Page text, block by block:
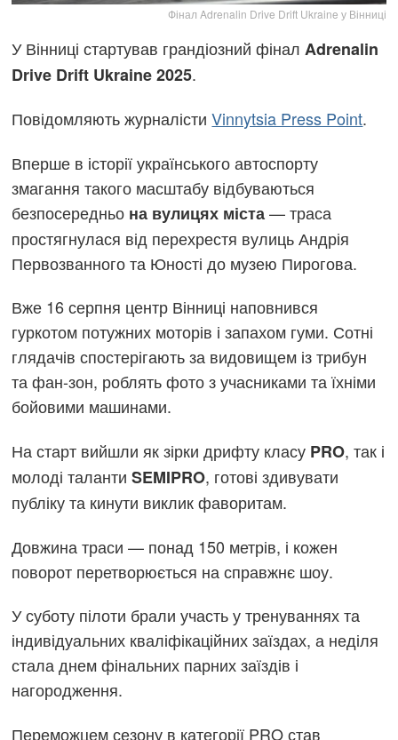
Фінал Adrenalin Drive Drift Ukraine у Вінниці
У Вінниці стартував грандіозний фінал Adrenalin
Drive Drift Ukraine 2025.
Повідомляють журналістиVinnytsia Press Point.
Вперше в історії українського автоспорту
змагання такого масштабу відбуваються
безпосередньо на вулицях міста— траса
простягнулася від перехрестя вулиць Андрія
Первозванного та Юності до музею Пирогова.
Вже 16 серпня центр Вінниці наповнився
гуркотом потужних моторів і запахом гуми. Сотні
глядачів спостерігають за видовищем із трибун
та фан-зон, роблять фото з учасниками та їхніми
бойовими машинами.
На старт вийшли як зірки дрифту класу PRO, так і
молоді талантиSEMIPRO, готові здивувати
публіку та кинути виклик фаворитам.
Довжина траси — понад 150 метрів, і кожен
поворот перетворюється на справжнє шоу.
У суботу пілоти брали участь у тренуваннях та
індивідуальних кваліфікаційних заїздах, а неділя
стала днем фінальних парних заїздів і
нагородження.
Переможцем сезону в категорії PRO став